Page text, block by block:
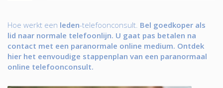
Hoe werkt een leden-telefoonconsult. Bel goedkoper als
lid naar normale telefoonlijn. U gaat pas betalen na
contact met een paranormale online medium. Ontdek
hier het eenvoudige stappenplan van een paranormaal
online telefoonconsult.